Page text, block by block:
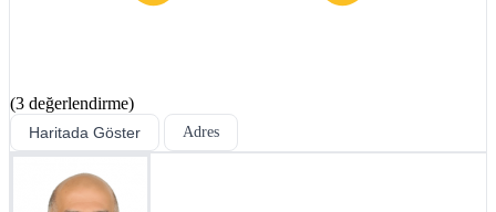
(3 değerlendirme)
Haritada Göster Adres